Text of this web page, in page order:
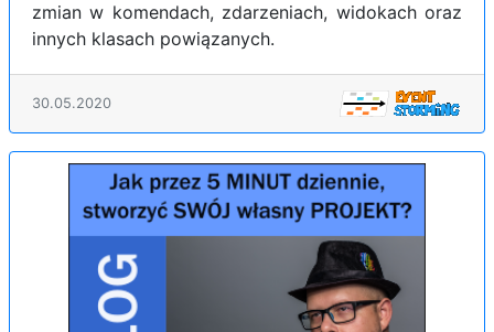
zmian w komendach, zdarzeniach, widokach oraz
innych klasach powiązanych.
30.05.2020